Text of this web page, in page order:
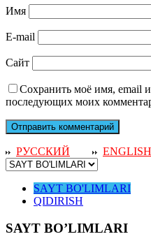
Имя
E-mail
Сайт
Сохранить моё имя, email и
последующих моих
РУССКИЙ ENGLISH
SAYT BO'LIMLARI
QIDIRISH
SAYT BO’LIMLARI